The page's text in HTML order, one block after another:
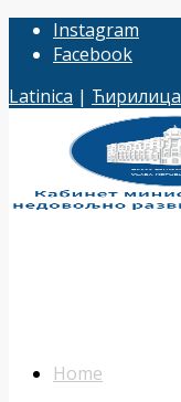
Instagram
Facebook
Latinica | Ћирилица
Home